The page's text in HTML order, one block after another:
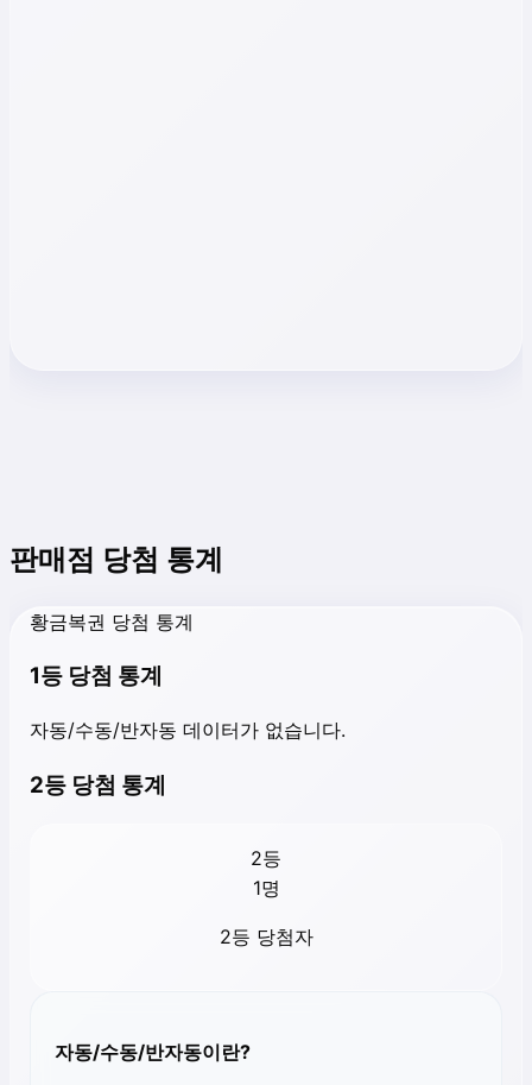
판매점 당첨 통계
황금복권 당첨 통계
1등 당첨 통계
자동/수동/반자동 데이터가 없습니다.
2등 당첨 통계
2등
1명
2등 당첨자
자동/수동/반자동이란?